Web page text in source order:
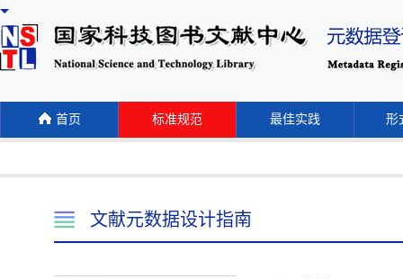
首页 标准规范 最佳实践 形
文献元数据设计指南